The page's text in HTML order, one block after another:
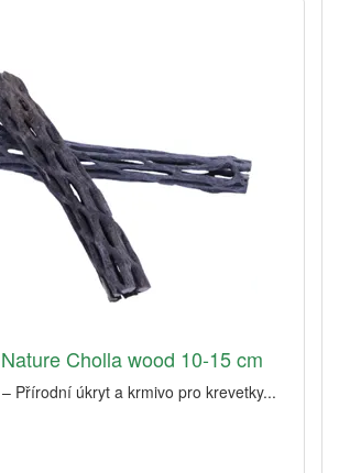
Cholla wood 10-15 cm
Přírodní úkryt a krmivo pro krevetky...